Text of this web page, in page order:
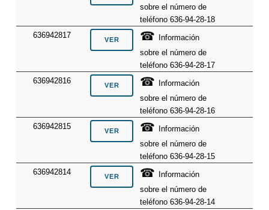
sobre el número de
teléfono 636-94-28-18
636942817
☎
Información
sobre el número de
teléfono 636-94-28-17
636942816
☎
Información
sobre el número de
teléfono 636-94-28-16
636942815
☎
Información
sobre el número de
teléfono 636-94-28-15
636942814
☎
Información
sobre el número de
teléfono 636-94-28-14